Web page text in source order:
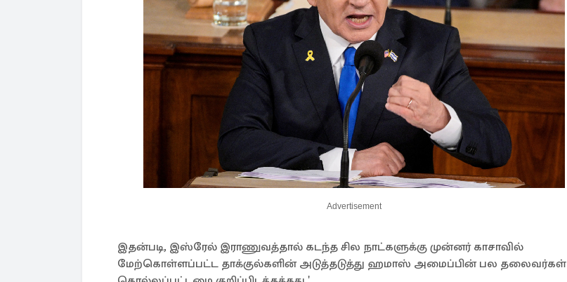
Advertisement
இதன்படி, இஸ்ரேல் இராணுவத்தால் கடந்த சில நாட்களுக்கு முன்னர் காசாவில்
மேற்கொள்ளப்பட்ட தாக்குல்களின் அடுத்தடுத்து ஹமாஸ் அமைப்பின் பல தலைவர்கள்